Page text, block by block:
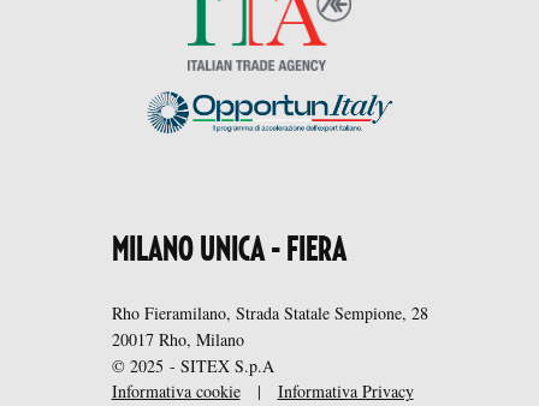
MILANO UNICA - FIERA
Rho Fieramilano, Strada Statale Sempione, 28
20017 Rho, Milano
© 2025 - SITEX S.p.A
Informativa cookie
| Informativa Privacy